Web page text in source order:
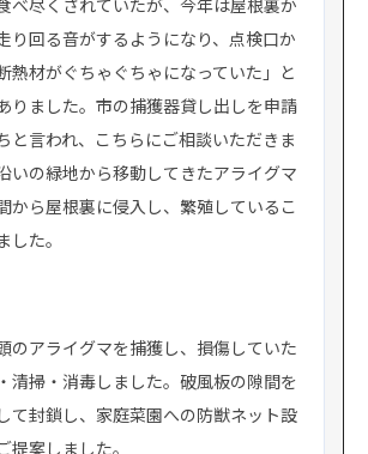
べ尽くされていたが、今年は屋根裏か
り回る音がするようになり、点検口か
熱材がぐちゃぐちゃになっていた」と
りました。市の捕獲器貸し出しを申請
と言われ、こちらにご相談いただきま
いの緑地から移動してきたアライグマ
から屋根裏に侵入し、繁殖しているこ
した。
のアライグマを捕獲し、損傷していた
清掃・消毒しました。破風板の隙間を
て封鎖し、家庭菜園への防獣ネット設
提案しました。